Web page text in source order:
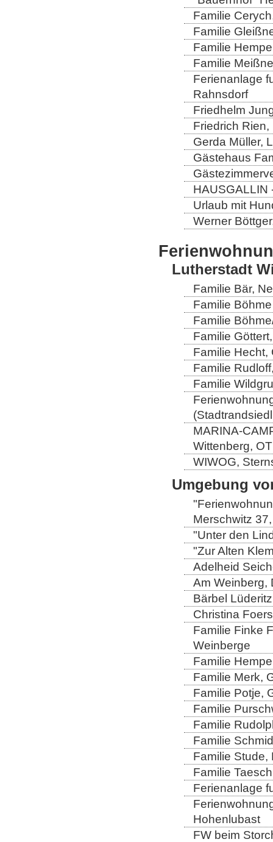
Familie
Familie
Familie
Familie
Ferienanlage
Rahnsdorf
Friedhelm
Friedrich
Gerda Müller,
Gästehaus
HAUSGALLIN
Urlaub mit
Werner
Lutherstadt
Familie Bär,
Familie
Familie
Familie
Familie Hecht,
Familie
Familie
MARINA-
Wittenberg,
WIWOG,
Umgebung
Merschwitz
"Unter den
"Zur Alten
Adelheid
Am Weinberg,
Bärbel
Christina
Familie Finke
Weinberge
Familie
Familie Merk,
Familie Potje,
Familie
Familie
Familie
Familie Stude,
Familie
Ferienanlage
Hohenlubast
FW beim